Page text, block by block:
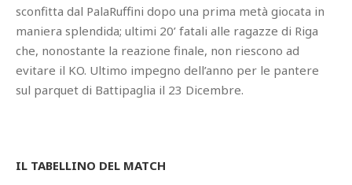
sconfitta dal PalaRuffini dopo una prima metà giocata in
maniera splendida; ultimi 20’ fatali alle ragazze di Riga
che, nonostante la reazione finale, non riescono ad
evitare il KO. Ultimo impegno dell’anno per le pantere
sul parquet di Battipaglia il 23 Dicembre.
IL TABELLINO DEL MATCH